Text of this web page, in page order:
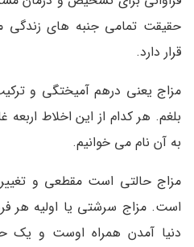
حقیقت تمامی جنبه های زندگی
قرار دارد.
مزاج یعنی درهم آمیختگی و
بلغم. هر کدام از این اخلاط اربعه
به آن نام می خوانیم.
مزاج حالتی است مقطعی و تغییر
است. مزاج سرشتی یا اولیه هر
دنیا آمدن همراه اوست و یک